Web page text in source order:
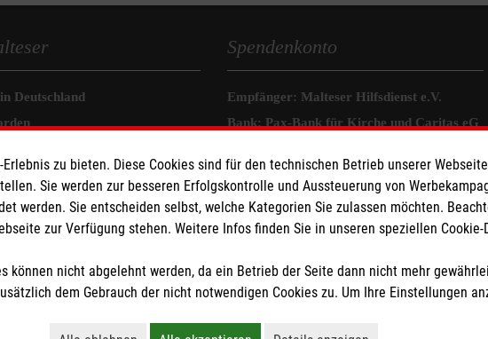
Deutschland
Spendenkonto
Empfänger: Malteser Hilfsdienst e.V.
Bank: Pax-Bank für Kirche und Caritas eG
BIC: GENODED1PA7
zu bieten. Diese Cookies sind für den technischen Betrieb unserer
Sie werden zur besseren Erfolgskontrolle und Aussteuerung von
werden. Sie entscheiden selbst, welche Kategorien Sie zulassen möchten.
zur Verfügung stehen. Weitere Infos finden Sie in unseren speziellen
können nicht abgelehnt werden, da ein Betrieb der Seite dann nicht mehr
dem Gebrauch der nicht notwendigen Cookies zu. Um Ihre Einstellungen